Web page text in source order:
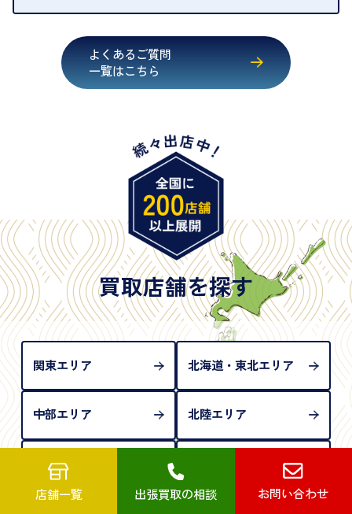
・健康保険証確認書
・マイナンバーカード
・在留カード
・旧パスポート
※原則として「公的機関が発行し、氏名、住所、生
年月日が記載されているもの
※日本国政府発行のもの
※2020年2月4日以降に申請された新型パスポートに
は「所持人記入欄（住所記載欄）」が存在しないた
め、単体では古物営業法上の本人確認書類として認
められない（住所確認ができないため）。補助書類
が必要となります
よくあるご質問
一覧はこちら
買取店舗を探す
関東エリア 北海道・東北エリア
中部エリア 北陸エリア
近畿エリア
店舗一覧 出張買取の相談 お問い合わせ